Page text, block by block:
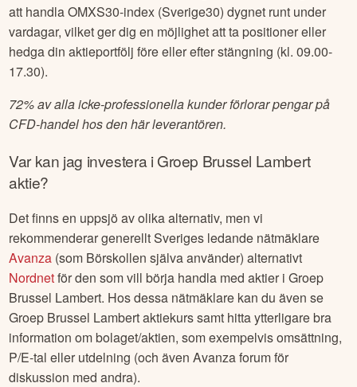
att handla OMXS30-index (Sverige30) dygnet runt under
vardagar, vilket ger dig en möjlighet att ta positioner eller
hedga din aktieportfölj före eller efter stängning (kl. 09.00-
17.30).
72% av alla icke-professionella kunder förlorar pengar på
CFD-handel hos den här leverantören.
Var kan jag investera iGroep Brussel Lambert
aktie?
Det finns en uppsjö av olika alternativ, men vi
rekommenderar generellt Sveriges ledande nätmäklare
Avanza (som Börskollen själva använder) alternativt
Nordnetför den som vill börja handla med aktier iGroep
Brussel Lambert. Hos dessa nätmäklare kan du även se
Groep Brussel Lambertaktiekurs samt hitta ytterligare bra
information om bolaget/aktien, som exempelvis omsättning,
P/E-tal eller utdelning (och även Avanza forum för
diskussion med andra).